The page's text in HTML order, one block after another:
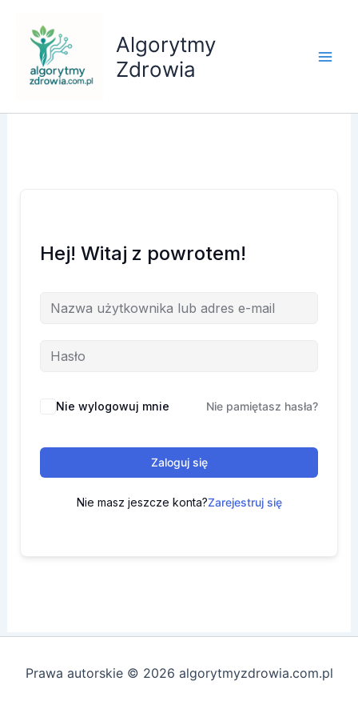
Algorytmy
Zdrowia
Hej! Witaj z powrotem!
Nie wylogowuj mnie Nie pamiętasz hasła?
Zaloguj się
Nie masz jeszcze konta?Zarejestruj się
Prawa autorskie © 2026 algorytmyzdrowia.com.pl